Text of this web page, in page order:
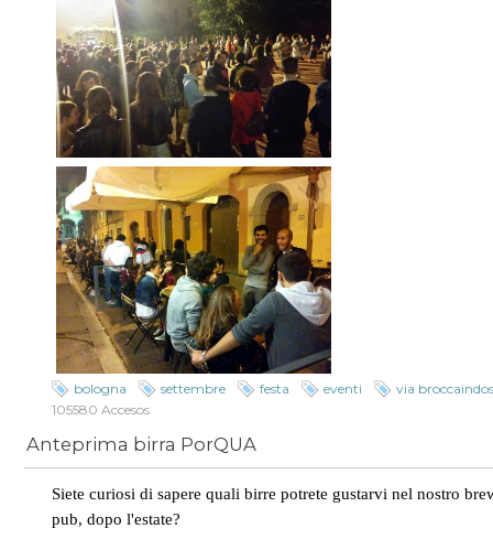
bologna settembre festa eventi
via
105580 Accesos
Anteprima birra PorQUA
Siete curiosi di sapere quali birre potrete gustarvi nel nostro
pub, dopo l'estate?